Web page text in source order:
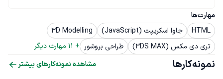
مهارت‌ها
HTML
جاوا اسکریپت (JavaScript)
3D Modelling
تری دی مکس (3DS MAX)
طراحی بروشور +
11 مهارت دیگر
نمونه‌کارها مشاهده نمونه‌کارهای بیشتر